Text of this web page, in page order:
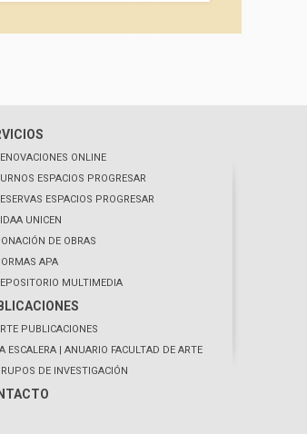
ONLINE
ESPACIOS PROGRESAR
ESPACIOS PROGRESAR
UNICEN
DE OBRAS
APA
MULTIMEDIA
PUBLICACIONES
ESCALERA | ANUARIO FACULTAD DE ARTE
DE INVESTIGACIÓN